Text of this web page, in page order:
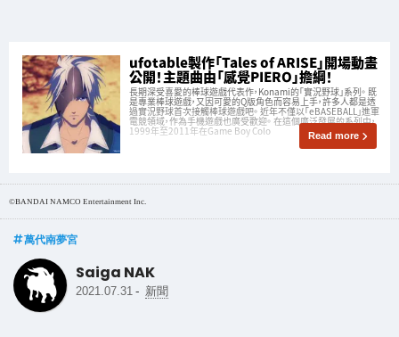
ufotable製作「Tales of ARISE」開場動畫
公開！主題曲由「感覺PIERO」擔綱！
長期深受喜愛的棒球遊戲代表作，Konami的「實況野球」系列。 既
是專業棒球遊戲，又因可愛的Q版角色而容易上手，許多人都是透
過實況野球首次接觸棒球遊戲吧。 近年不僅以「eBASEBALL」進軍
電競領域，作為手機遊戲也廣受歡迎。 在這個廣泛發展的系列中，
1999年至2011年在Game Boy Colo Read more
©BANDAI NAMCO Entertainment Inc.
萬代南夢宮
Saiga NAK
2021.07.31 - 新聞